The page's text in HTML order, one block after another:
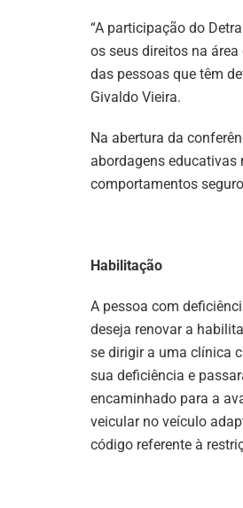
“A participação do
os seus direitos na
das pessoas que têm
Givaldo Vieira.
Na abertura da
abordagens
comportamentos
Habilitação
A pessoa com
deseja renovar a
se dirigir a uma clínica
sua deficiência e
encaminhado para a
veicular no veículo
código referente à